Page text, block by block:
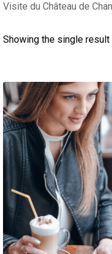
Visite du Château de
Showing the single result